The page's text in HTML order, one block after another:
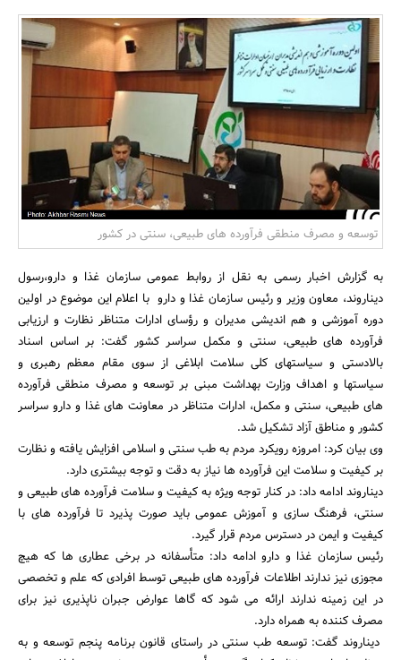
بانک، بیمه و سرمایه
مسکن و ساختمان
جستجو
توسعه و مصرف منطقی فرآورده های طبیعی، سنتی در کشور
به گزارش اخبار رسمی به نقل از روابط عمومی سازمان غذا و دارو،رسول
دیناروند، معاون وزیر و رئیس سازمان غذا و دارو با اعلام این موضوع در اولین
دوره آموزشی و هم اندیشی مدیران و رؤسای ادارات متناظر نظارت و ارزیابی
فرآورده های طبیعی، سنتی و مکمل سراسر کشور گفت: بر اساس اسناد
بالادستی و سیاستهای کلی سلامت ابلاغی از سوی مقام معظم رهبری و
سیاستها و اهداف وزارت بهداشت مبنی بر توسعه و مصرف منطقی فرآورده
های طبیعی، سنتی و مکمل، ادارات متناظر در معاونت های غذا و دارو سراسر
کشور و مناطق آزاد تشکیل شد.
وی بیان کرد: امروزه رویکرد مردم به طب سنتی و اسلامی افزایش یافته و نظارت
بر کیفیت و سلامت این فرآورده ها نیاز به دقت و توجه بیشتری دارد.
دیناروند ادامه داد: در کنار توجه ویژه به کیفیت و سلامت فرآورده های طبیعی و
سنتی، فرهنگ سازی و آموزش عمومی باید صورت پذیرد تا فرآورده های با
کیفیت و ایمن در دسترس مردم قرار گیرد.
رئیس سازمان غذا و دارو ادامه داد: متأسفانه در برخی عطاری ها که هیچ
مجوزی نیز ندارند اطلاعات فرآورده های طبیعی توسط افرادی که علم و تخصصی
در این زمینه ندارند ارائه می شود که گاها عوارض جبران ناپذیری نیز برای
مصرف کننده به همراه دارد.
دیناروند گفت: توسعه طب سنتی در راستای قانون برنامه پنجم توسعه و به